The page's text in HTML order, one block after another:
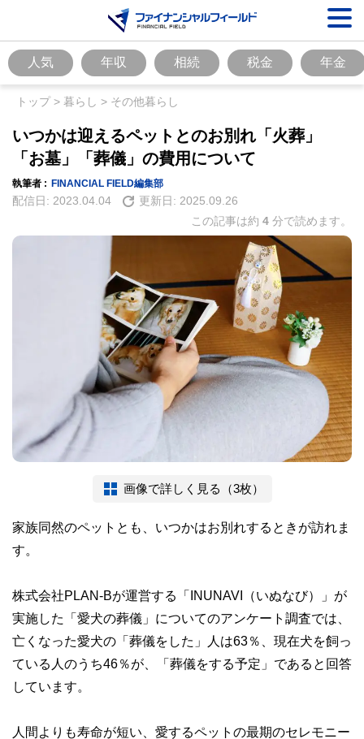
人気 年収 相続 税金 年金
トップ> 暮らし > その他暮らし
いつかは迎えるペットとのお別れ「火葬」
「お墓」「葬儀」の費用について
執筆者 : FINANCIAL FIELD編集部
配信日: 2023.04.04 更新日: 2025.09.26
この記事は約 4 分で読めます。
画像で詳しく見る（3枚）
家族同然のペットとも、いつかはお別れするときが訪れま
す。
株式会社PLAN-Bが運営する「INUNAVI（いぬなび）」が
実施した「愛犬の葬儀」についてのアンケート調査では、
亡くなった愛犬の「葬儀をした」人は63％、現在犬を飼っ
ている人のうち46％が、「葬儀をする予定」であると回答
しています。
人間よりも寿命が短い、愛するペットの最期のセレモニー